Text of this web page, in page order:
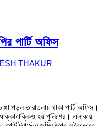
পার্টি অফিস
THAKUR
পড়ল তারাতলায় থাকা পার্টি অফিস।
হয় পুলিশের। এলাকায়